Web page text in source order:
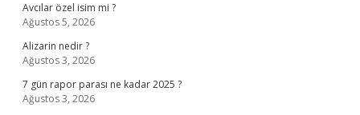
Avcılar özel isim mi ?
Ağustos 5, 2026
Alizarin nedir ?
Ağustos 3, 2026
7 gün rapor parası ne kadar 2025 ?
Ağustos 3, 2026